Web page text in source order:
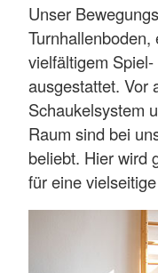
Unser
vielfältigem
ausgestattet. Vor
Schaukelsystem
Raum sind bei
beliebt. Hier wird
für eine